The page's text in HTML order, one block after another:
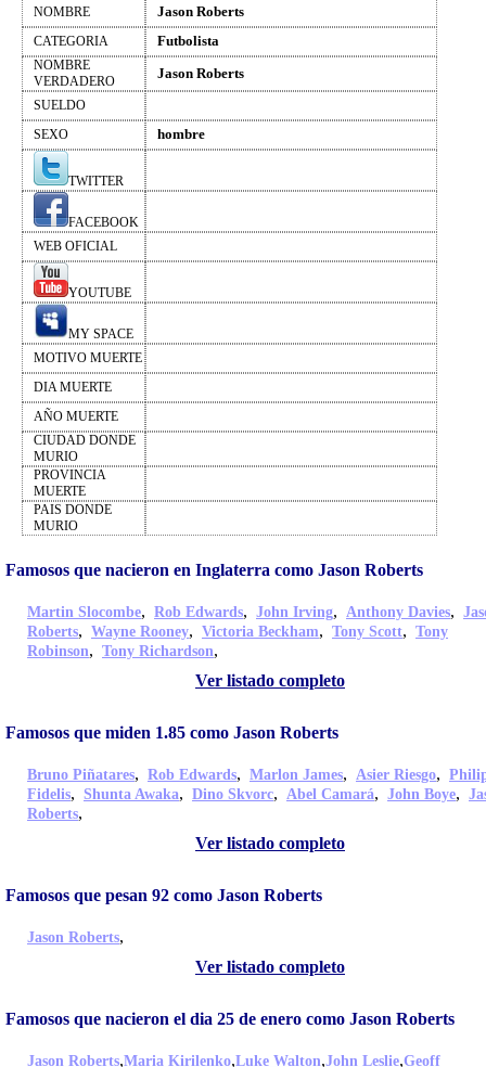
NOMBRE Jason Roberts
CATEGORIA Futbolista
NOMBRE
VERDADERO
Jason Roberts
SUELDO
SEXO
hombre
TWITTER
FACEBOOK
WEB OFICIAL
YOUTUBE
MY SPACE
MOTIVO MUERTE
DIA MUERTE
AÑO MUERTE
CIUDAD DONDE
MURIO
PROVINCIA
MUERTE
PAIS DONDE
MURIO
Famosos que nacieron en Inglaterra como Jason Roberts
Martin Slocombe, Rob Edwards, John Irving, Anthony Davies,
Roberts, Wayne Rooney, Victoria Beckham, Tony Scott, Tony
Robinson, Tony Richardson,
Ver listado completo
Famosos que miden 1.85 como Jason Roberts
Bruno Piñatares, Rob Edwards, Marlon James, Asier Riesgo,
Fidelis, Shunta Awaka, Dino Skvorc, Abel Camará, John Boye,
Roberts,
Ver listado completo
Famosos que pesan 92 como Jason Roberts
Jason Roberts,
Ver listado completo
Famosos que nacieron el dia 25 de enero como Jason Roberts
Jason Roberts,Maria Kirilenko,Luke Walton,John Leslie,Geoff